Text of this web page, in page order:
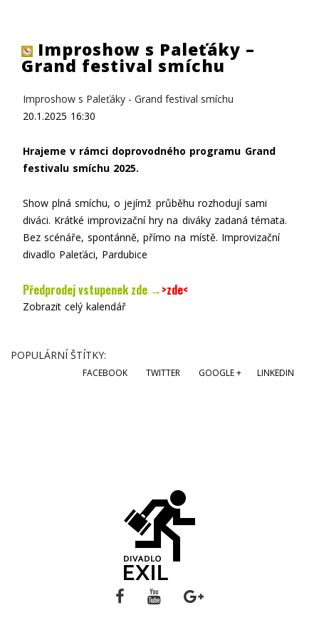
Improshow s Paleťáky –
Grand festival smíchu
Improshow s Paleťáky - Grand festival smíchu
20.1.2025 16:30
Hrajeme v rámci doprovodného programu Grand
festivalu smíchu 2025.
Show plná smíchu, o jejímž průběhu rozhodují sami
diváci. Krátké improvizační hry na diváky zadaná témata.
Bez scénáře, spontánně, přímo na místě. Improvizační
divadlo Paleťáci, Pardubice
Předprodej vstupenek zde →>zde<
Zobrazit celý kalendář
POPULÁRNÍ ŠTÍTKY:
FACEBOOK TWITTER GOOGLE + LINKEDIN